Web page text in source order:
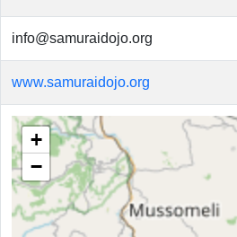
info@samuraidojo.org
www.samuraidojo.org
+
−